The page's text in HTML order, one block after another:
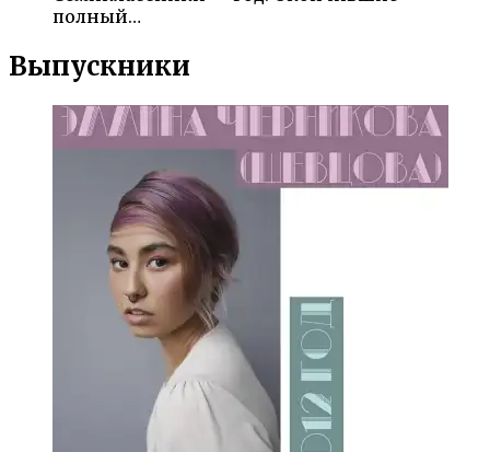
полный…
Выпускники